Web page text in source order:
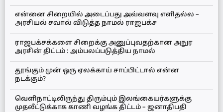
என்னை சிறையில் அடைப்பது அவ்வளவு எளிதல்ல –
அரசியல் சவால் விடுத்த நாமல் ராஜபக்ச
ராஜபக்சக்களை சிறைக்கு அனுப்புவதற்கான அநுர
அரசின் திட்டம் : அம்பலப்படுத்திய நாமல்
தூங்கும் முன் ஒரு ஏலக்காய் சாப்பிட்டால் என்ன
நடக்கும்?
வெளிநாட்டிலிருந்து திரும்பும் இலங்கையர்களுக்கு
முதலீட்டுக்காக காணி வழங்க திட்டம் – ஜனாதிபதி